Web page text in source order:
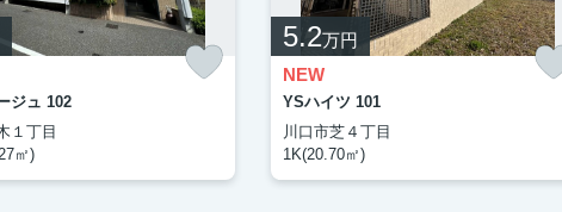
ジュ 102
１丁目
㎡)
5.2万円
NEW
YSハイツ 101
川口市芝４丁目
1K(20.70㎡)